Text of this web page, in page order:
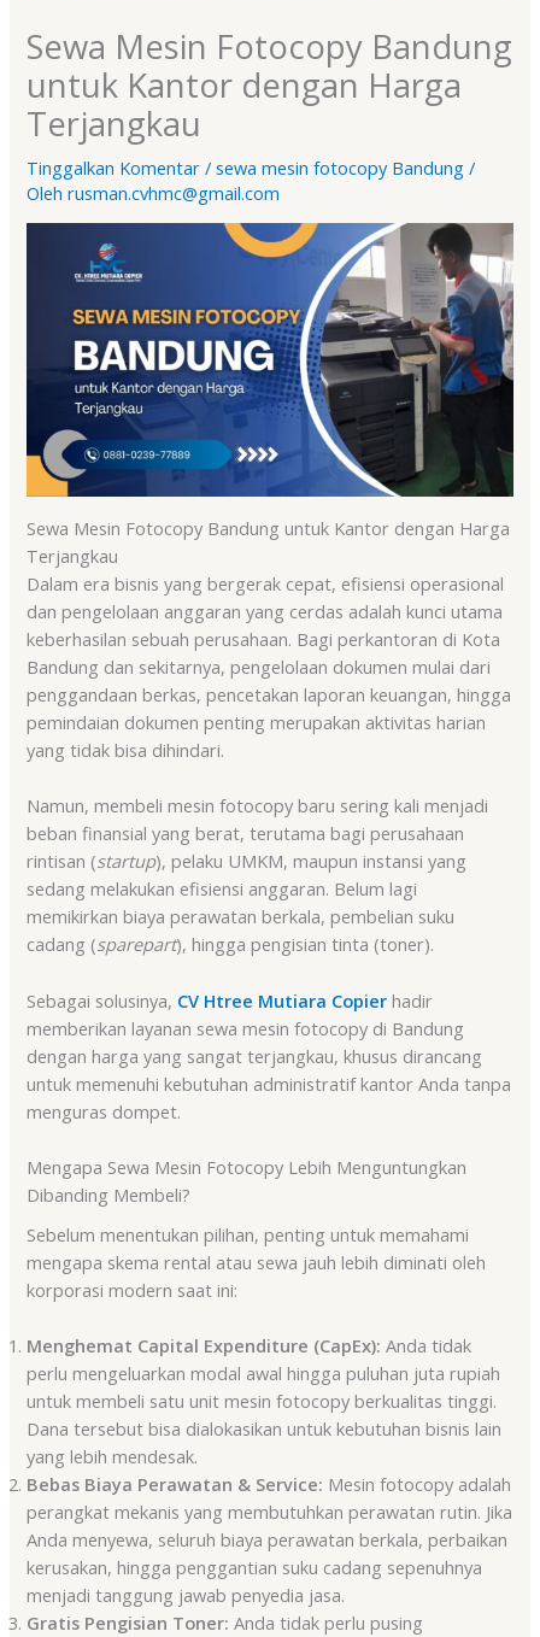
Sewa Mesin Fotocopy Bandung
untuk Kantor dengan Harga
Terjangkau
Tinggalkan Komentar /sewa mesin fotocopy Bandung /
Olehrusman.cvhmc@gmail.com
Sewa Mesin Fotocopy Bandung untuk Kantor dengan Harga
Terjangkau
Dalam era bisnis yang bergerak cepat, efisiensi operasional
dan pengelolaan anggaran yang cerdas adalah kunci utama
keberhasilan sebuah perusahaan. Bagi perkantoran di Kota
Bandung dan sekitarnya, pengelolaan dokumen mulai dari
penggandaan berkas, pencetakan laporan keuangan, hingga
pemindaian dokumen penting merupakan aktivitas harian
yang tidak bisa dihindari.
Namun, membeli mesin fotocopy baru sering kali menjadi
beban finansial yang berat, terutama bagi perusahaan
rintisan (startup), pelaku UMKM, maupun instansi yang
sedang melakukan efisiensi anggaran. Belum lagi
memikirkan biaya perawatan berkala, pembelian suku
cadang (sparepart), hingga pengisian tinta (toner).
Sebagai solusinya, CV Htree Mutiara Copier hadir
memberikan layanan sewa mesin fotocopy di Bandung
dengan harga yang sangat terjangkau, khusus dirancang
untuk memenuhi kebutuhan administratif kantor Anda tanpa
menguras dompet.
Mengapa Sewa Mesin Fotocopy Lebih Menguntungkan
Dibanding Membeli?
Sebelum menentukan pilihan, penting untuk memahami
mengapa skema rental atau sewa jauh lebih diminati oleh
korporasi modern saat ini:
Menghemat Capital Expenditure (CapEx): Anda tidak
perlu mengeluarkan modal awal hingga puluhan juta rupiah
untuk membeli satu unit mesin fotocopy berkualitas tinggi.
Dana tersebut bisa dialokasikan untuk kebutuhan bisnis lain
yang lebih mendesak.
Bebas Biaya Perawatan & Service: Mesin fotocopy adalah
perangkat mekanis yang membutuhkan perawatan rutin. Jika
Anda menyewa, seluruh biaya perawatan berkala, perbaikan
kerusakan, hingga penggantian suku cadang sepenuhnya
menjadi tanggung jawab penyedia jasa.
Gratis Pengisian Toner: Anda tidak perlu pusing